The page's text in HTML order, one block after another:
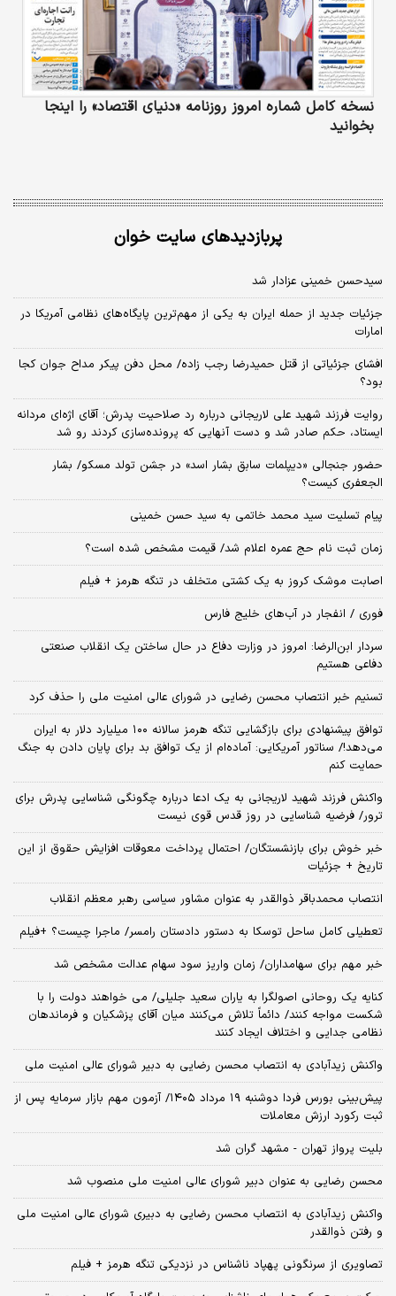
نسخه کامل شماره امروز روزنامه «دنیای‌ اقتصاد» را اینجا
بخوانید
پربازدیدهای سایت خوان
سیدحسن خمینی عزادار شد
جزئیات جدید از حمله ایران به یکی از مهم‌ترین پایگاه‌های نظامی آمریکا در
امارات
افشای جزئیاتی از قتل حمیدرضا رجب زاده/ محل دفن پیکر مداح جوان کجا
بود؟
روایت فرزند شهید علی لاریجانی درباره رد صلاحیت پدرش؛ آقای اژه‌ای مردانه
ایستاد، حکم صادر شد و دست آنهایی که پرونده‌سازی کردند رو شد
حضور جنجالی «دیپلمات سابق بشار اسد» در جشن تولد مسکو/ بشار
الجعفری کیست؟
پیام تسلیت سید محمد خاتمی به سید حسن خمینی
زمان ثبت‌ نام حج عمره اعلام شد/ قیمت مشخص شده است؟
اصابت موشک کروز به یک کشتی متخلف در تنگه هرمز + فیلم
فوری / انفجار در آب‌های خلیج فارس
سردار ابن‌الرضا: امروز در وزارت دفاع در حال ساختن یک انقلاب صنعتی
دفاعی هستیم
تسنیم خبر انتصاب محسن رضایی در شورای عالی امنیت ملی را حذف کرد
توافق پیشنهادی برای بازگشایی تنگه هرمز سالانه ۱۰۰ میلیارد دلار به ایران
می‌دهد!/ سناتور آمریکایی: آماده‌ام از یک توافق بد برای پایان دادن به جنگ
حمایت کنم
واکنش فرزند شهید لاریجانی به یک ادعا درباره چگونگی شناسایی پدرش برای
ترور/ فرضیه شناسایی در روز قدس قوی نیست
خبر خوش برای بازنشستگان/ احتمال پرداخت معوقات افزایش حقوق از این
تاریخ + جزئیات
انتصاب محمدباقر ذوالقدر به عنوان مشاور سیاسی رهبر معظم انقلاب
تعطیلی کامل ساحل توسکا به دستور دادستان رامسر/ ماجرا چیست؟ +فیلم
خبر مهم برای سهامداران/ زمان واریز سود سهام عدالت مشخص شد
کنایه یک روحانی اصولگرا به یاران سعید جلیلی/ می خواهند دولت را با
شکست مواجه کنند/ دائماً تلاش می‌کنند میان آقای پزشکیان و فرماندهان
نظامی جدایی و اختلاف ایجاد کنند
واکنش زیدآبادی به انتصاب محسن رضایی به دبیر شورای عالی امنیت ملی
​پیش‌بینی بورس فردا دوشنبه ۱۹ مرداد ۱۴۰۵/ آزمون مهم بازار سرمایه پس از
ثبت رکورد ارزش معاملات
بلیت پرواز تهران - مشهد گران شد
محسن رضایی به عنوان دبیر شورای عالی امنیت ملی منصوب شد
واکنش زیدآبادی به انتصاب محسن رضایی به دبیری شورای عالی امنیت ملی
و رفتن ذوالقدر
تصاویری از سرنگونی پهپاد ناشناس در نزدیکی تنگه هرمز + فیلم